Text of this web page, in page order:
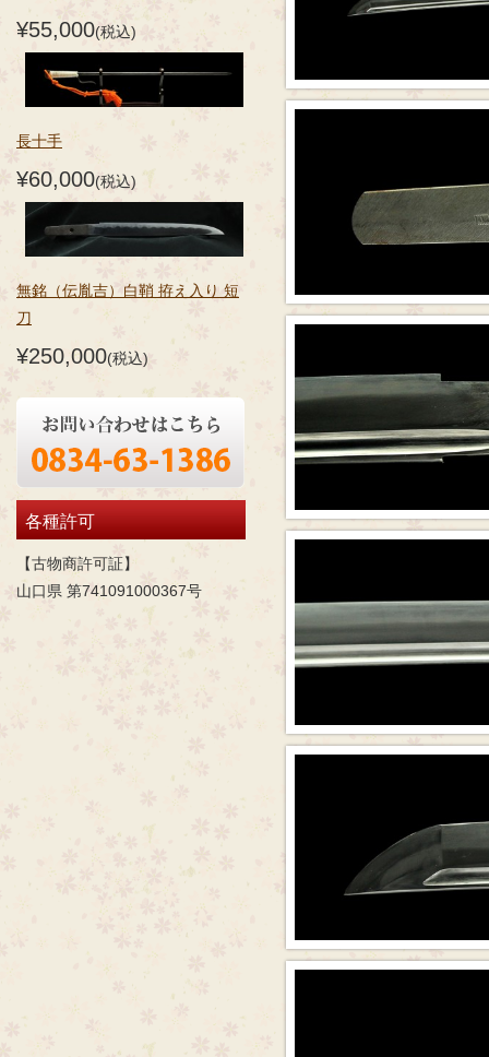
¥55,000(税込)
長十手
¥60,000(税込)
無銘（伝胤吉）白鞘 拵え入り 短
刀
¥250,000(税込)
各種許可
【古物商許可証】
山口県 第741091000367号